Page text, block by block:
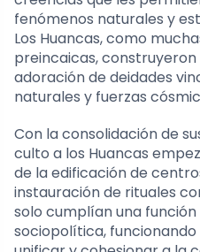
fenómenos naturales y
Los Huancas, como
preincaicas,
adoración de deidades
naturales y fuerzas
Con la consolidación de
culto a los Huancas
de la edificación de
instauración de rituales
solo cumplían una
sociopolítica,